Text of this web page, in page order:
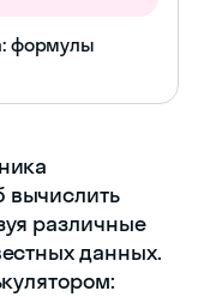
формулы
вычислить
различные
данных.